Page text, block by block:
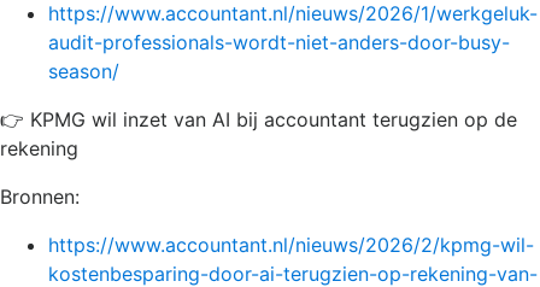
https://www.accountant.nl/nieuws/2026/1/werkgeluk-
audit-professionals-wordt-niet-anders-door-busy-
season/
👉 KPMG wil inzet van AI bij accountant terugzien op de
rekening
Bronnen:
https://www.accountant.nl/nieuws/2026/2/kpmg-wil-
kostenbesparing-door-ai-terugzien-op-rekening-van-